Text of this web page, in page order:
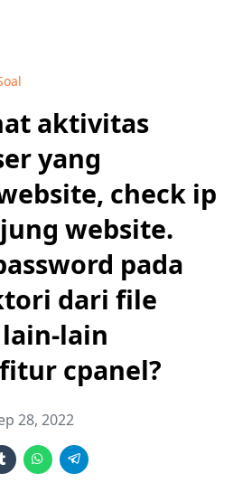
aktivitas
yang
check ip
website.
pada
dari file
lain
cpanel?
28, 2022